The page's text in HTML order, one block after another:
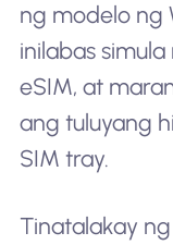
ng modelo ng
inilabas
eSIM, at
ang tuluyang
SIM tray.
Tinatalakay